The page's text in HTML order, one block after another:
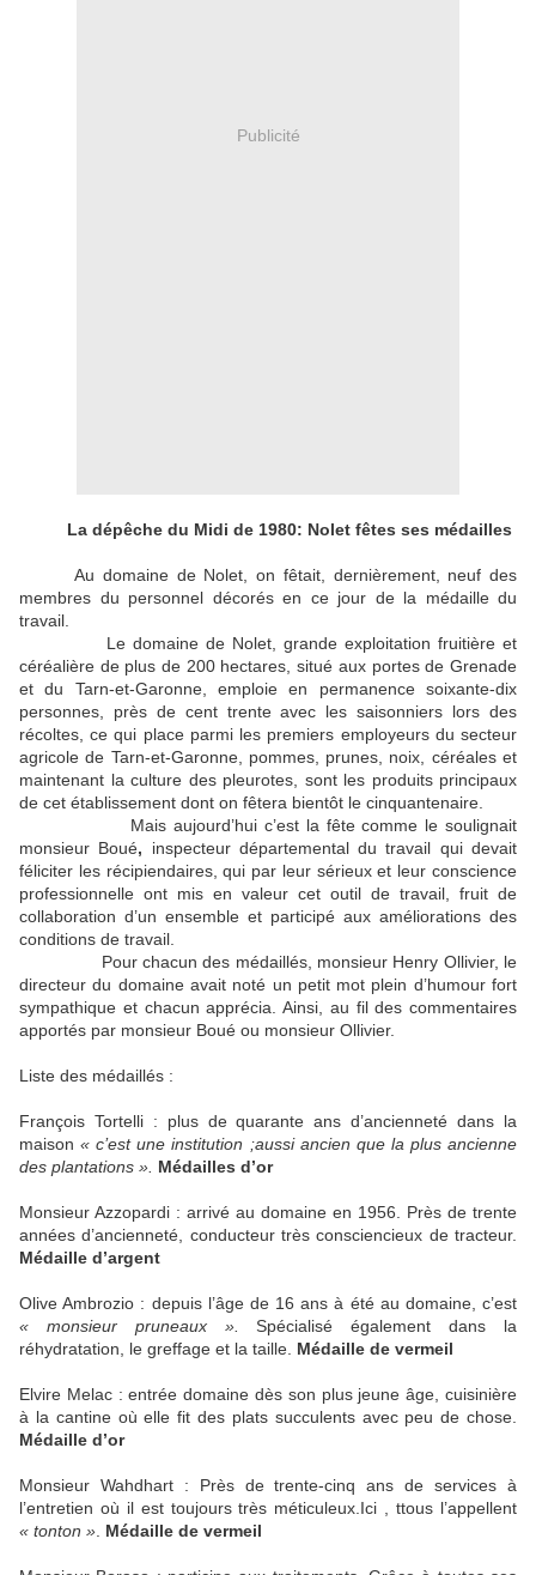
Publicité
La dépêche du Midi de 1980: Nolet fêtes ses médailles
Au domaine de Nolet, on fêtait, dernièrement, neuf des
membres du personnel décorés en ce jour de la médaille du
travail.
Le domaine de Nolet, grande exploitation fruitière et
céréalière de plus de 200 hectares, situé aux portes de Grenade
et du Tarn-et-Garonne, emploie en permanence soixante-dix
personnes, près de cent trente avec les saisonniers lors des
récoltes, ce qui place parmi les premiers employeurs du secteur
agricole de Tarn-et-Garonne, pommes, prunes, noix, céréales et
maintenant la culture des pleurotes, sont les produits principaux
de cet établissement dont on fêtera bientôt le cinquantenaire.
Mais aujourd’hui c’est la fête comme le soulignait
monsieur Boué, inspecteur départemental du travail qui devait
féliciter les récipiendaires, qui par leur sérieux et leur conscience
professionnelle ont mis en valeur cet outil de travail, fruit de
collaboration d’un ensemble et participé aux améliorations des
conditions de travail.
Pour chacun des médaillés, monsieur Henry Ollivier, le
directeur du domaine avait noté un petit mot plein d’humour fort
sympathique et chacun apprécia. Ainsi, au fil des commentaires
apportés par monsieur Boué ou monsieur Ollivier.
Liste des médaillés :
François Tortelli : plus de quarante ans d’ancienneté dans la
maison« c’est une institution ;aussi ancien que la plus ancienne
des plantations ». Médailles d’or
Monsieur Azzopardi : arrivé au domaine en 1956. Près de trente
années d’ancienneté, conducteur très consciencieux de tracteur.
Médaille d’argent
Olive Ambrozio : depuis l’âge de 16 ans à été au domaine, c’est
« monsieur pruneaux ».Spécialisé également dans la
réhydratation, le greffage et la taille. Médaille de vermeil
Elvire Melac : entrée domaine dès son plus jeune âge, cuisinière
à la cantine où elle fit des plats succulents avec peu de chose.
Médaille d’or
Monsieur Wahdhart : Près de trente-cinq ans de services à
l’entretien où il est toujours très méticuleux.Ici , ttous l’appellent
« tonton » Médaille de vermeil